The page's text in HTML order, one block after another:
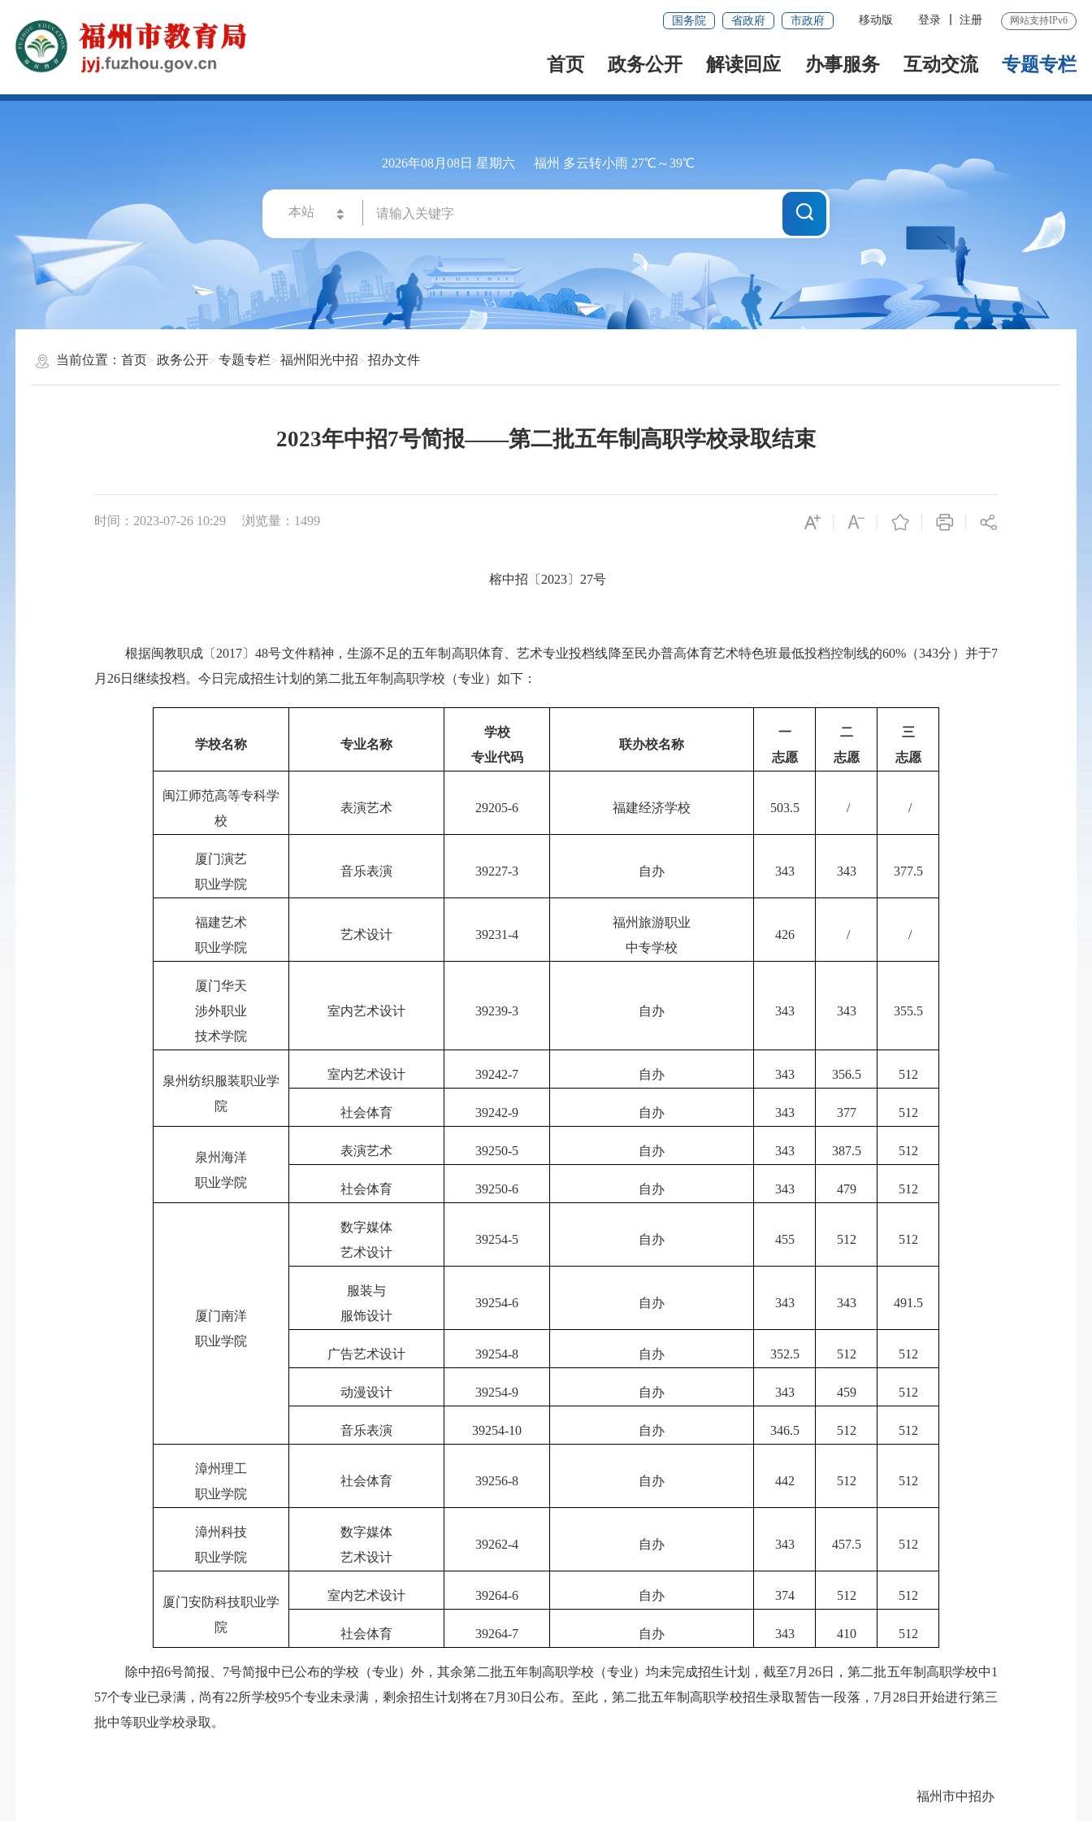
国务院 省政府 市政府 移动版 登录 注册 网站支持IPv6
首页 政务公开 解读回应 办事服务 互动交流 专题专栏
2026年08月08日 星期六 福州 多云转小雨 27℃～39℃
当前位置：首页 政务公开 专题专栏 福州阳光中招 招办文件
2023年中招7号简报——第二批五年制高职学校录取结束
时间：2023-07-26 10:29 浏览量：1499
榕中招〔 2023〕 27号
根据闽教职成〔 2017〕48号文件精神，生源不足的五年制高职体育、艺术专业投档线降至民办普高体育艺术特色班最低投档控制线的60% （343分）并于7
月 26日继续投档。今日完成招生计划的第二批五年制高职学校（专业）如下：
学校名称 专业名称
学校
专业代码
联办校名称
一
志愿
二
志愿
三
志愿
闽江师范高等专科学
校
表演艺术 29205-6 福建经济学校 503.5 / /
厦门演艺
职业学院
音乐表演 39227-3 自办 343 343 377.5
福建艺术
职业学院
艺术设计 39231-4
福州旅游职业
中专学校
426 / /
厦门华天
涉外职业
技术学院
室内艺术设计 39239-3 自办 343 343 355.5
泉州纺织服装职业学
院
室内艺术设计 39242-7 自办 343 356.5 512
社会体育 39242-9 自办 343 377 512
泉州海洋
职业学院
表演艺术 39250-5 自办 343 387.5 512
社会体育 39250-6 自办 343 479 512
厦门南洋
职业学院
数字媒体
艺术设计
39254-5 自办 455 512 512
服装与
服饰设计
39254-6 自办 343 343 491.5
广告艺术设计 39254-8 自办 352.5 512 512
动漫设计 39254-9 自办 343 459 512
音乐表演 39254-10 自办 346.5 512 512
漳州理工
职业学院
社会体育 39256-8 自办 442 512 512
漳州科技
职业学院
数字媒体
艺术设计
39262-4 自办 343 457.5 512
厦门安防科技职业学
院
室内艺术设计 39264-6 自办 374 512 512
社会体育 39264-7 自办 343 410 512
除中招6号简报、 7号简报中已公布的学校（专业）外，其余第二批五年制高职学校（专业）均未完成招生计划，截至7月 26日，第二批五年制高职学校中1
57个专业已录满，尚有22所学校95个专业未录满，剩余招生计划将在7月 30日公布。至此，第二批五年制高职学校招生录取暂告一段落， 7月 28日开始进行第三
批中等职业学校录取。
福州市中招办